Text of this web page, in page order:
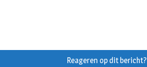
Reageren op dit bericht?